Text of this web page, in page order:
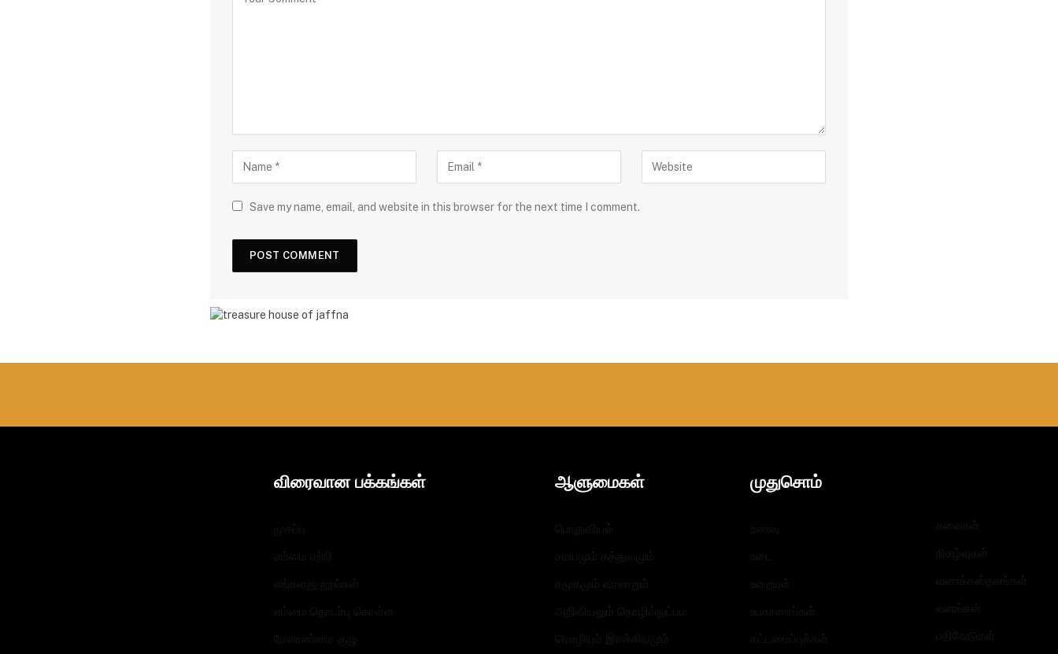
Save my name, email, and website in this browser for the next time I comment.
விரைவான பக்கங்கள் ஆளுமைகள்​ முதுசொம்